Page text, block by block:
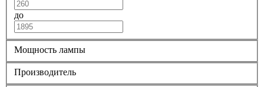
до
Мощность лампы
Производитель